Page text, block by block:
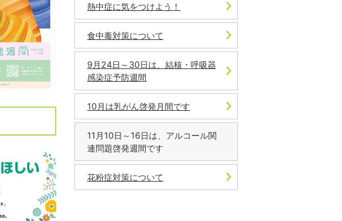
熱中症に気をつけよう！
食中毒対策について
9月24日～30日は、結核・呼吸器
感染症予防週間
10月は乳がん啓発月間です
11月10日～16日は、アルコール関
連問題啓発週間です
花粉症対策について